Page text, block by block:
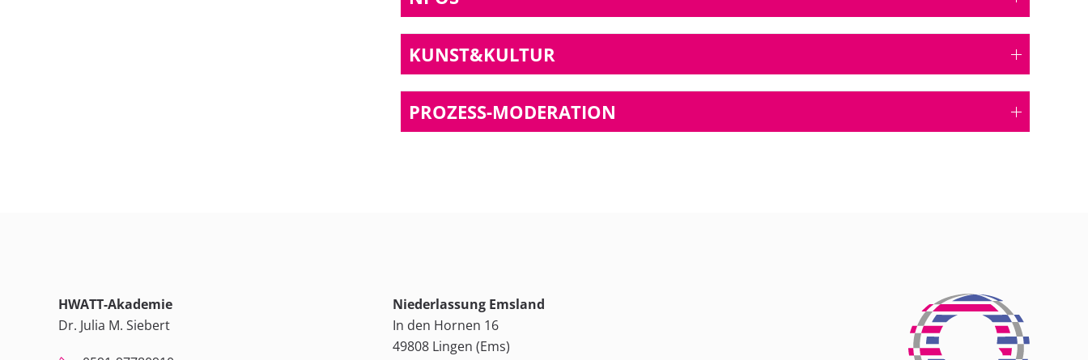
KUNST&KULTUR
PROZESS-MODERATION
HWATT-Akademie
Dr. Julia M. Siebert
Niederlassung Emsland
In den Hornen 16
49808 Lingen (Ems)